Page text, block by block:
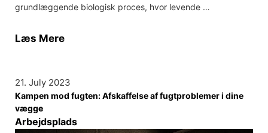
grundlæggende biologisk proces, hvor levende …
Læs Mere
21. July 2023
Kampen mod fugten: Afskaffelse af fugtproblemer i dine
vægge
Arbejdsplads